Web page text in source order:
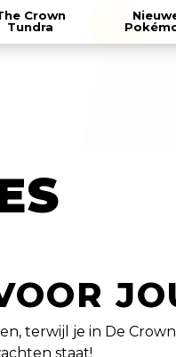
Crown
Tundra
terwijl je in De
staat!